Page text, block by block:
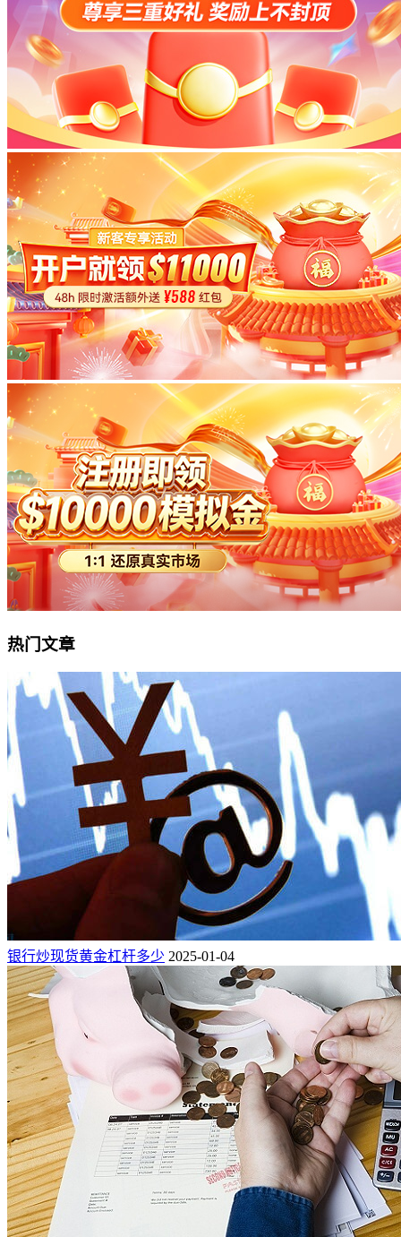
热门文章
银行炒现货黄金杠杆多少 2025-01-04